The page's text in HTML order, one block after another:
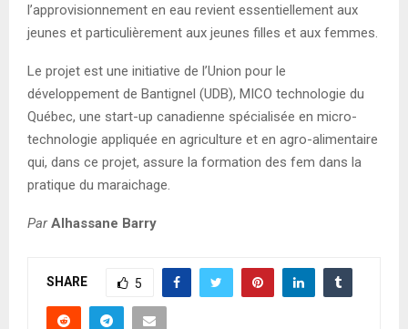
l’approvisionnement en eau revient essentiellement aux
jeunes et particulièrement aux jeunes filles et aux femmes.
Le projet est une initiative de l’Union pour le
développement de Bantignel (UDB), MICO technologie du
Québec, une start-up canadienne spécialisée en micro-
technologie appliquée en agriculture et en agro-alimentaire
qui, dans ce projet, assure la formation des fem dans la
pratique du maraichage.
ParAlhassane Barry
SHARE 5